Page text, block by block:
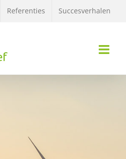
Referenties Succesverhalen